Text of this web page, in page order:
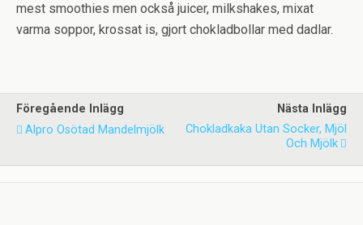
mest smoothies men också juicer, milkshakes, mixat
varma soppor, krossat is, gjort chokladbollar med dadlar.
Föregående Inlägg
Alpro Osötad Mandelmjölk
Nästa Inlägg
Chokladkaka Utan Socker, Mjöl
Och Mjölk